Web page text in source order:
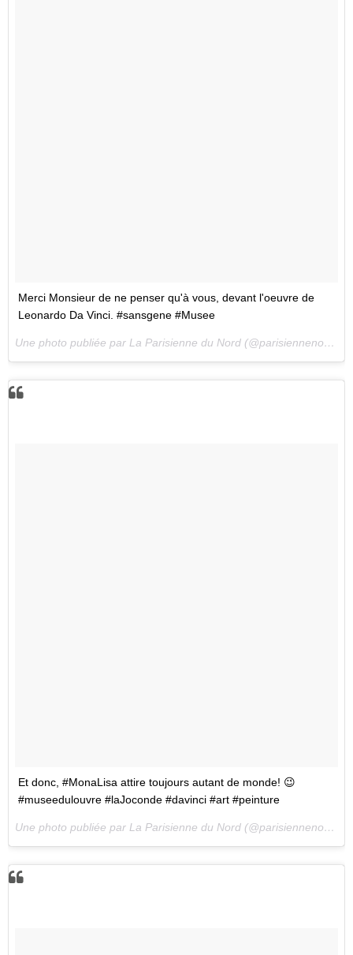
Merci Monsieur de ne penser qu'à vous, devant l'oeuvre de
Leonardo Da Vinci. #sansgene #Musee
Une photo publiée par La Parisienne du Nord (@parisiennenord) le
Et donc, #MonaLisa attire toujours autant de monde! 😉
#museedulouvre #laJoconde #davinci #art #peinture
Une photo publiée par La Parisienne du Nord (@parisiennenord) le